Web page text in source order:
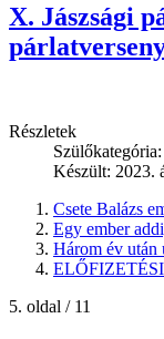
X. Jászsági
Részletek
Szülőkategória:
Készült: 2023.
Csete Balázs
Egy ember
Három év után
ELŐFIZETÉSI
5. oldal / 11